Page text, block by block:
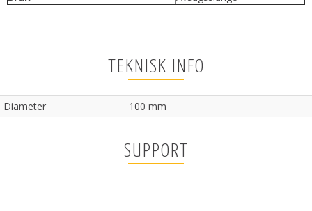
TEKNISK INFO
Diameter 100 mm
SUPPORT